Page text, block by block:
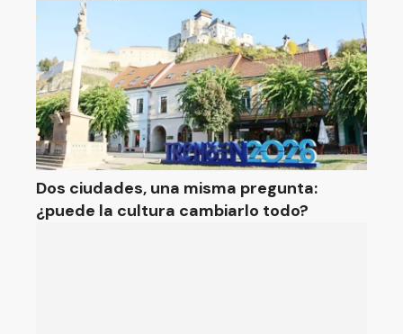
Dos ciudades, una misma pregunta:
¿puede la cultura cambiarlo todo?